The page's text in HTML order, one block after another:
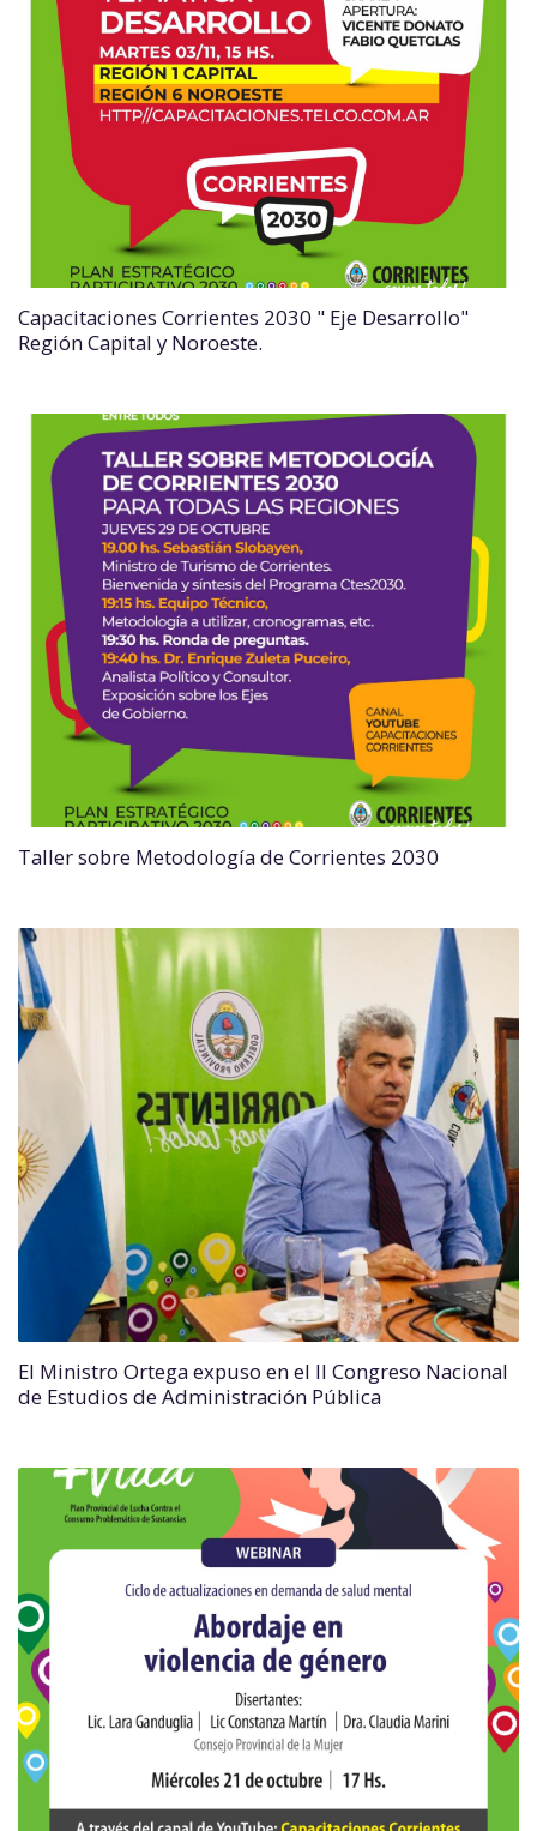
Capacitaciones Corrientes 2030 " Eje Desarrollo"
Región Capital y Noroeste.
Taller sobre Metodología de Corrientes 2030
El Ministro Ortega expuso en el II Congreso Nacional
de Estudios de Administración Pública